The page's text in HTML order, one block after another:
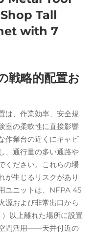
戦略的配置お
は、作業効率、安全規
室の柔軟性に直接影響
作業台の近くにキャビ
、通行量の多い通路や
ください。これらの場
が生じるリスクがあり
ユニットは、NFPA 45
源および非常出口から
以上離れた場所に設置
間活用——天井付近の